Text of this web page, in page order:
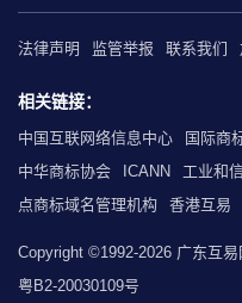
法律声明 监管举报 联系我们
相关链接：
中国互联网络信息中心 国际商
中华商标协会
ICANN 工业和
点商标域名管理机构
香港互易
Copyright ©1992-2026 广东互
粤B2-20030109号